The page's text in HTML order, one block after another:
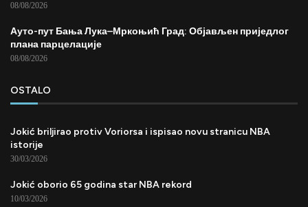
08/08/2026
Ауто-пут Бања Лука–Мркоњић Град: Објављен приједлог
плана парцелације
08/08/2026
OSTALO
Jokić briljirao protiv Voriorsa i ispisao novu stranicu NBA
istorije
30/03/2026
Jokić oborio 65 godina star NBA rekord
10/03/2026